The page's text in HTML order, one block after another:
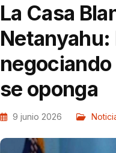
La Casa
Netanyahu:
se oponga
9 junio 2026